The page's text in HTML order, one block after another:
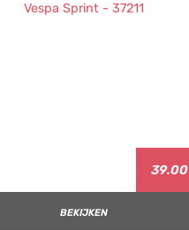
39.00
BEKIJKEN